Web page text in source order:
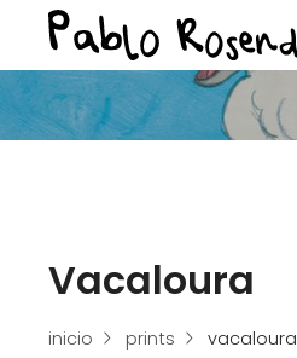
Vacaloura
inicio prints vacaloura